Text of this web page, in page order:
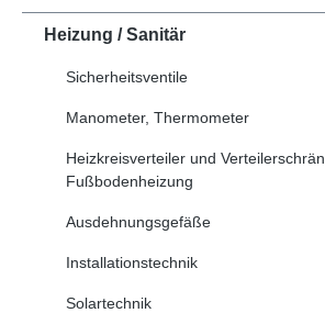
Heizung / Sanitär
Sicherheitsventile
Manometer, Thermometer
Heizkreisverteiler und
Fußbodenheizung
Ausdehnungsgefäße
Installationstechnik
Solartechnik